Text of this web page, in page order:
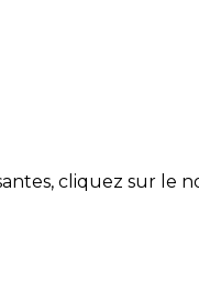
cliquez sur le